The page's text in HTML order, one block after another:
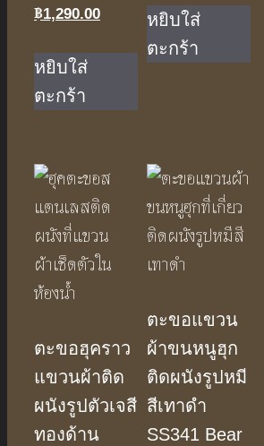
price
฿1,950.00.
฿1,290.00Current
หยิบใส่
ตะกร้า
฿350.00.
is:
หยิบใส่
ตะกร้า
ตะขอฮุคราว
แขวนผ้าติด
ผนังรูปตัวเจสี
ทองด้าน
ตะขอแขวน
ผ้าขนหนูฮุก
ติดผนังรูปหมี
สีเทาดำ
SS341 Bear